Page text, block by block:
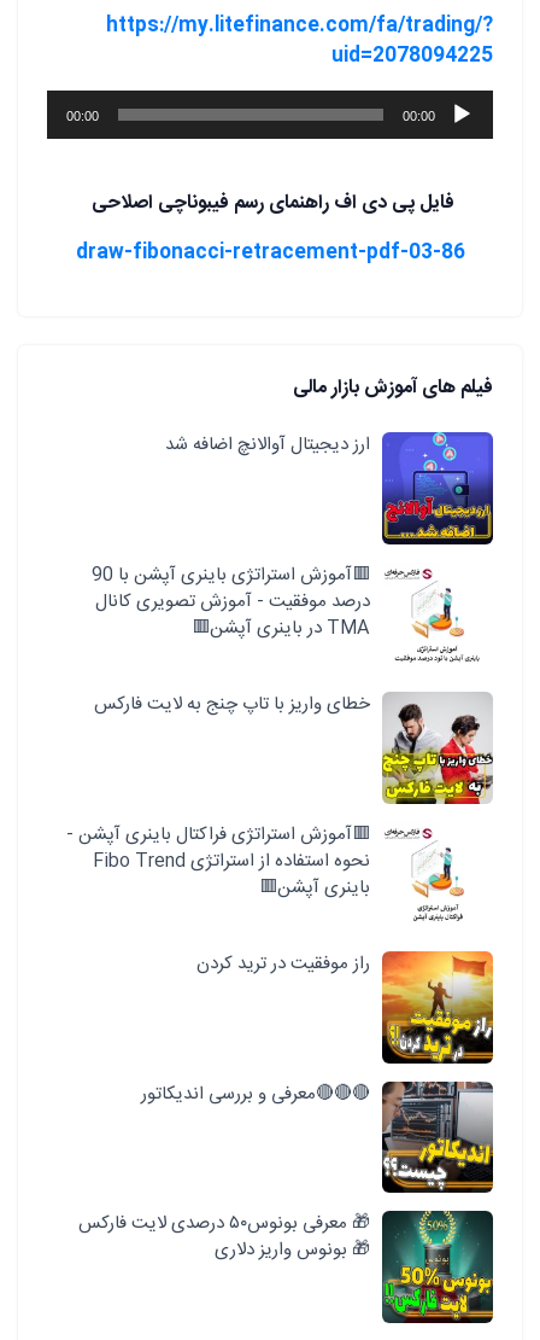
https://my.litefinance.com/fa/trading/?
uid=2078094225
پخش‌کننده
صوت
00:00
00:00
فایل پی دی اف راهنمای رسم فیبوناچی اصلاحی
03-86-draw-fibonacci-retracement-pdf
فیلم های آموزش بازار مالی
ارز دیجیتال آوالانچ اضافه شد
🟥آموزش استراتژی باینری آپشن با 90
درصد موفقیت - آموزش تصویری کانال
TMA در باینری آپشن🟥
خطای واریز با تاپ چنج به لایت فارکس
🟥آموزش استراتژی فراکتال باینری آپشن -
نحوه استفاده از استراتژی Fibo Trend
باینری آپشن🟥
راز موفقیت در ترید کردن
🔴🔴🔴معرفی و بررسی اندیکاتور
🎁 معرفی بونوس۵۰ درصدی لایت فارکس
🎁 بونوس واریز دلاری